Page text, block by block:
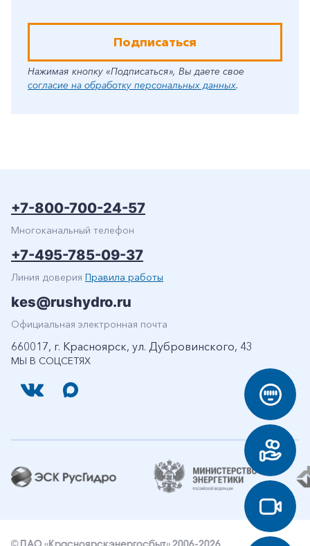
Подписаться
Нажимая кнопку «Подписаться», Вы даете свое
согласие на обработку персональных данных.
МЫ В СОЦСЕТЯХ
+7-800-700-24-57
Многоканальный телефон
+7-495-785-09-37
Линия доверия Правила работы
kes@rushydro.ru
Официальная электронная почта
660017, г. Красноярск, ул. Дубровинского, 43